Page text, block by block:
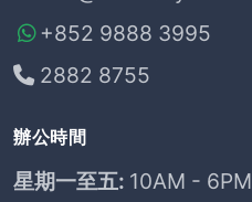
+852 9888 3995
2882 8755
辦公時間
星期一至五: 10AM - 6PM